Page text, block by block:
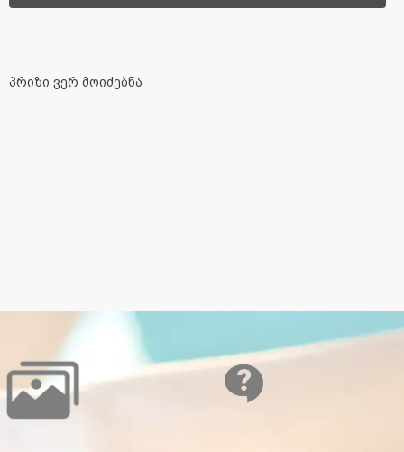
პრიზი ვერ მოიძებნა